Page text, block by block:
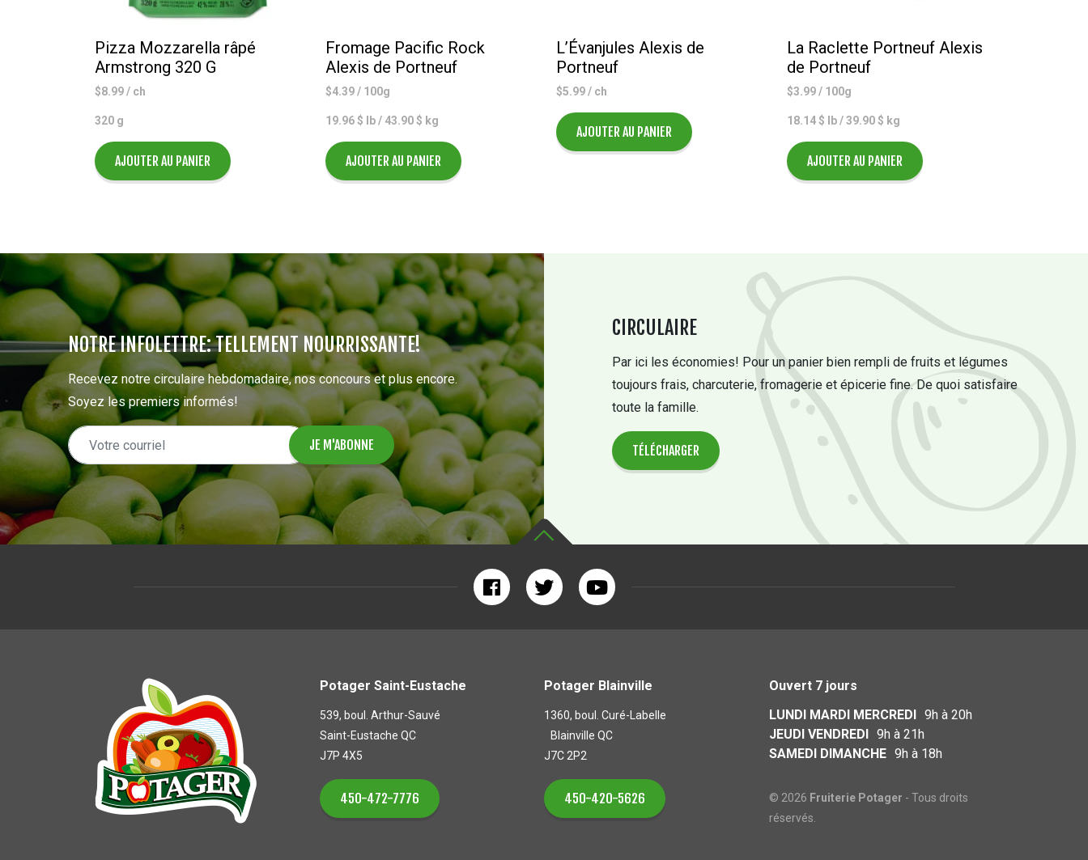
Pizza Mozzarella râpé
Armstrong 320 G
$8.99/ ch
320 g
AJOUTER AU PANIER
Fromage Pacific Rock
Alexis de Portneuf
$4.39/ 100g
19.96 $ lb / 43.90 $ kg
AJOUTER AU PANIER
L’Évanjules Alexis de
Portneuf
$5.99/ ch
AJOUTER AU PANIER
La Raclette Portneuf Alexis
de Portneuf
$3.99/ 100g
18.14 $ lb / 39.90 $ kg
AJOUTER AU PANIER
CIRCULAIRE
Par ici les économies! Pour un panier bien rempli de fruits et légumes
toujours frais, charcuterie, fromagerie et épicerie fine. De quoi satisfaire
toute la famille.
TÉLÉCHARGER
NOTRE INFOLETTRE: TELLEMENT NOURRISSANTE!
Recevez notre circulaire hebdomadaire, nos concours et plus encore.
Soyez les premiers informés!
Potager Saint-Eustache
539, boul. Arthur-Sauvé
Saint-Eustache QC
J7P 4X5
450-472-7776
Potager Blainville
1360, boul. Curé-Labelle
Blainville QC
J7C 2P2
450-420-5626
Ouvert 7 jours
LUNDI MARDI MERCREDI
9h à 20h
JEUDI VENDREDI
9h à 21h
SAMEDI DIMANCHE 9h à 18h
© 2026 Fruiterie Potager - Tous droits
réservés.